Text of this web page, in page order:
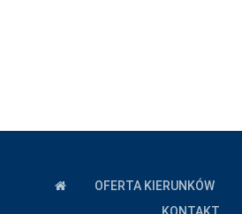
OFERTA KIERUNKÓW